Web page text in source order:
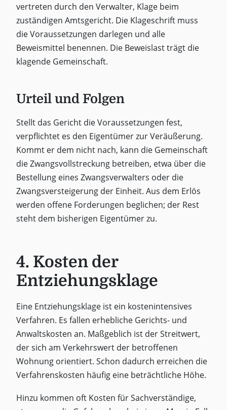
vertreten durch den Verwalter, Klage beim
zuständigen Amtsgericht. Die Klageschrift muss
die Voraussetzungen darlegen und alle
Beweismittel benennen. Die Beweislast trägt die
klagende Gemeinschaft.
Urteil und Folgen
Stellt das Gericht die Voraussetzungen fest,
verpflichtet es den Eigentümer zur Veräußerung.
Kommt er dem nicht nach, kann die Gemeinschaft
die Zwangsvollstreckung betreiben, etwa über die
Bestellung eines Zwangsverwalters oder die
Zwangsversteigerung der Einheit. Aus dem Erlös
werden offene Forderungen beglichen; der Rest
steht dem bisherigen Eigentümer zu.
4. Kosten der
Entziehungsklage
Eine Entziehungsklage ist ein kostenintensives
Verfahren. Es fallen erhebliche Gerichts- und
Anwaltskosten an. Maßgeblich ist der Streitwert,
der sich am Verkehrswert der betroffenen
Wohnung orientiert. Schon dadurch erreichen die
Verfahrenskosten häufig eine beträchtliche Höhe.
Hinzu kommen oft Kosten für Sachverständige,